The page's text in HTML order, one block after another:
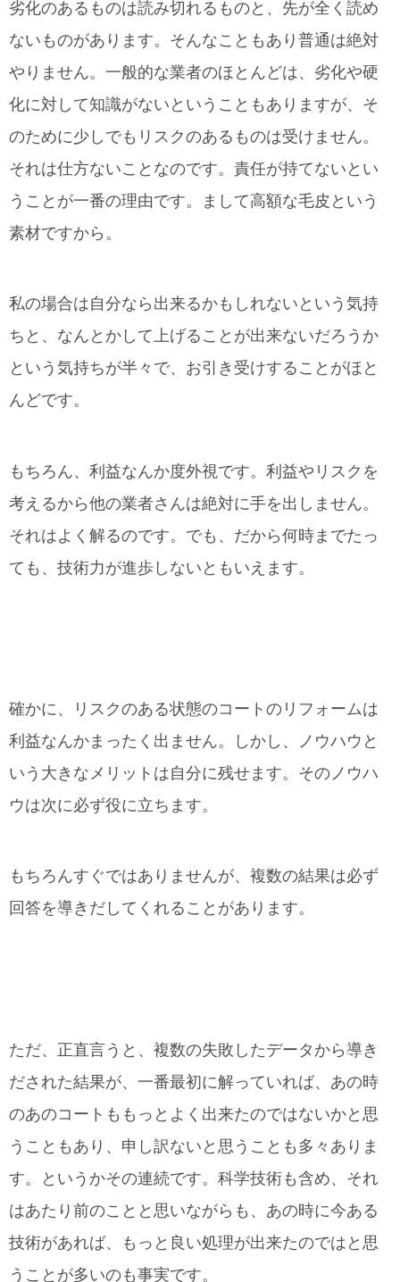
劣化のあるものは読み切れるものと、先が全く読め
ないものがあります。そんなこともあり普通は絶対
やりません。一般的な業者のほとんどは、劣化や硬
化に対して知識がないということもありますが、そ
のために少しでもリスクのあるものは受けません。
それは仕方ないことなのです。責任が持てないとい
うことが一番の理由です。まして高額な毛皮という
素材ですから。
私の場合は自分なら出来るかもしれないという気持
ちと、なんとかして上げることが出来ないだろうか
という気持ちが半々で、お引き受けすることがほと
んどです。
もちろん、利益なんか度外視です。利益やリスクを
考えるから他の業者さんは絶対に手を出しません。
それはよく解るのです。でも、だから何時までたっ
ても、技術力が進歩しないともいえます。
確かに、リスクのある状態のコートのリフォームは
利益なんかまったく出ません。しかし、ノウハウと
いう大きなメリットは自分に残せます。そのノウハ
ウは次に必ず役に立ちます。
もちろんすぐではありませんが、複数の結果は必ず
回答を導きだしてくれることがあります。
ただ、正直言うと、複数の失敗したデータから導き
だされた結果が、一番最初に解っていれば、あの時
のあのコートももっとよく出来たのではないかと思
うこともあり、申し訳ないと思うことも多々ありま
す。というかその連続です。科学技術も含め、それ
はあたり前のことと思いながらも、あの時に今ある
技術があれば、もっと良い処理が出来たのではと思
うことが多いのも事実です。